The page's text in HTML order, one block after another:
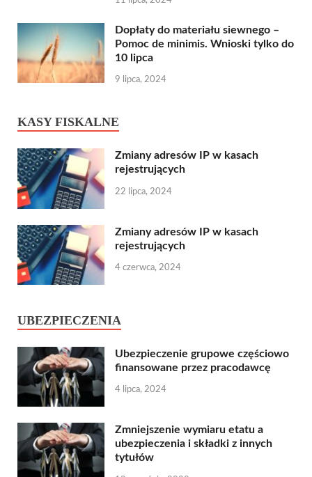
Dopłaty do materiału siewnego –
Pomoc de minimis. Wnioski tylko do
10 lipca
9 lipca, 2024
KASY FISKALNE
Zmiany adresów IP w kasach
rejestrujących
22 lipca, 2024
Zmiany adresów IP w kasach
rejestrujących
4 czerwca, 2024
UBEZPIECZENIA
Ubezpieczenie grupowe częściowo
finansowane przez pracodawcę
4 lipca, 2024
Zmniejszenie wymiaru etatu a
ubezpieczenia i składki z innych
tytułów